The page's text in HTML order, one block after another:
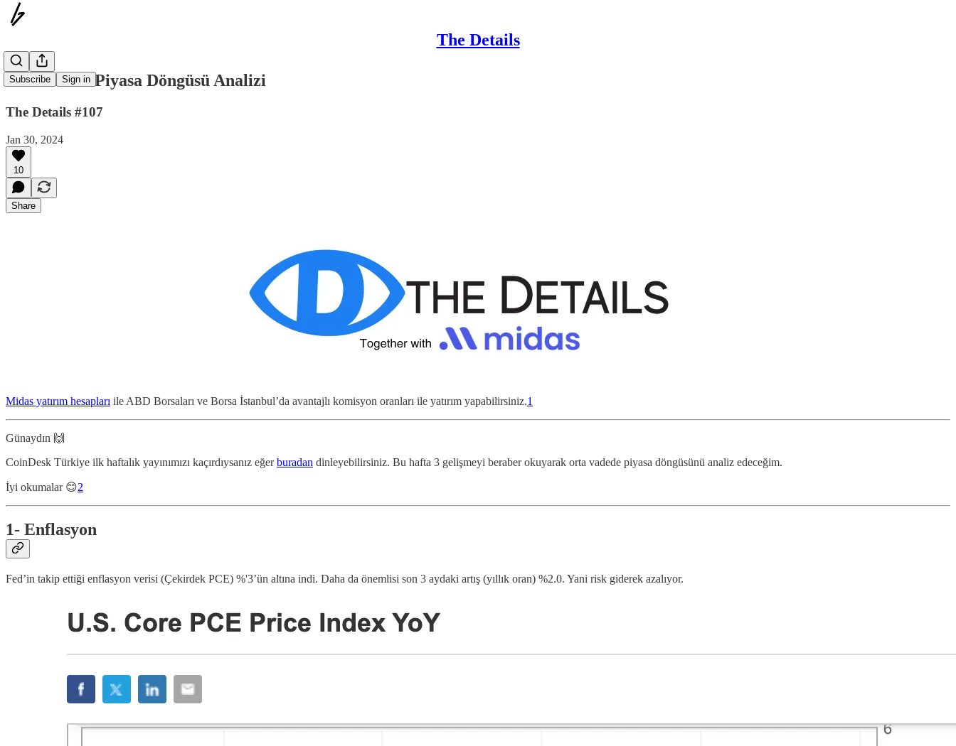
The Details
Subscribe Sign in
3 Grafik ile Piyasa Döngüsü Analizi
The Details #107
Jan 30, 2024
10
Share
Midas yatırım hesapları ile ABD Borsaları ve Borsa İstanbul’da avantajlı komisyon oranları ile yatırım yapabilirsiniz.1
Günaydın 🙌
CoinDesk Türkiye ilk haftalık yayınımızı kaçırdıysanız eğerburadan dinleyebilirsiniz. Bu hafta 3 gelişmeyi beraber okuyarak orta vadede piyasa döngüsünü analiz edeceğim.
İyi okumalar 😊2
1- Enflasyon
Fed’in takip ettiği enflasyon verisi (Çekirdek PCE) %'3’ün altına indi. Daha da önemlisi son 3 aydaki artış (yıllık oran) %2.0. Yani risk giderek azalıyor.